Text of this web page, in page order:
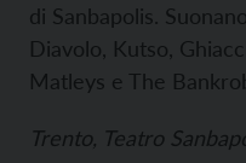
di Sanbapolis.
Diavolo, Kutso,
Matleys e The
Trento, Teatro